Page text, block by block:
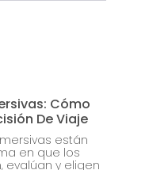
Cómo
De Viaje
están
en que los
evalúan y eligen